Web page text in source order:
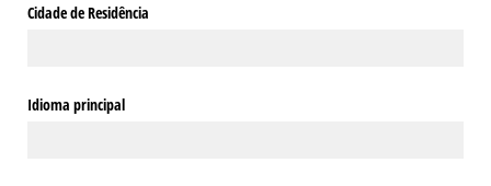
Cidade de Residência
Idioma principal